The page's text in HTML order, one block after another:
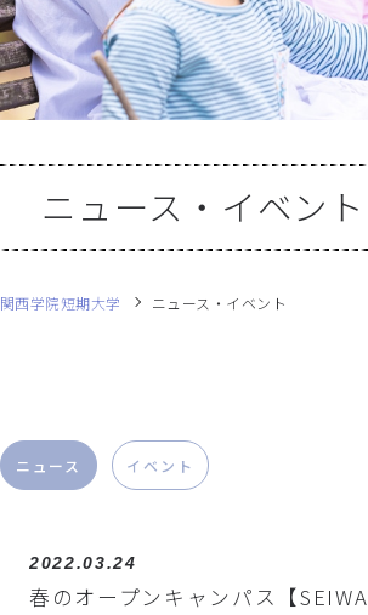
ニュース・イベント
関西学院短期大学 ニュース・イベント
ニュース イベント
2022.03.24
春のオープンキャンパス【SEIWA